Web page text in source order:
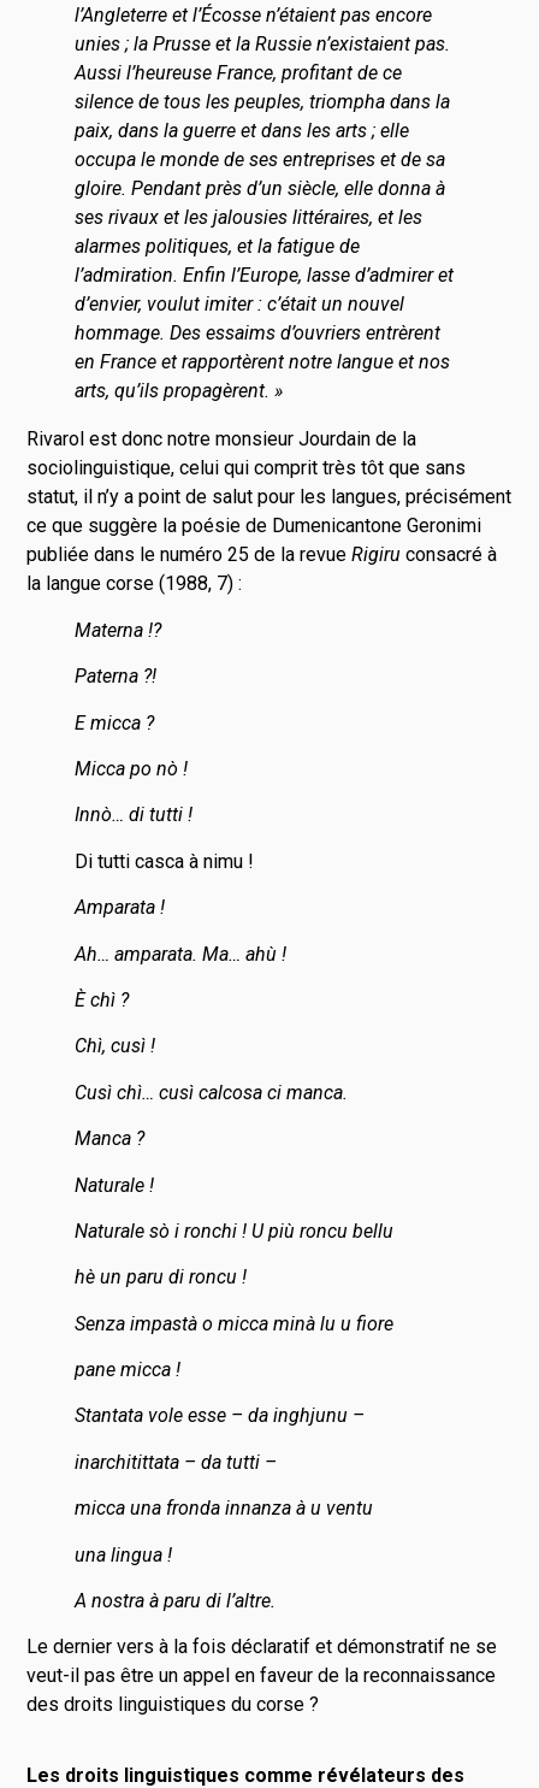
l’Angleterre et l’Écosse n’étaient pas encore
unies ; la Prusse et la Russie n’existaient pas.
Aussi l’heureuse France, profitant de ce
silence de tous les peuples, triompha dans la
paix, dans la guerre et dans les arts ; elle
occupa le monde de ses entreprises et de sa
gloire. Pendant près d’un siècle, elle donna à
ses rivaux et les jalousies littéraires, et les
alarmes politiques, et la fatigue de
l’admiration. Enfin l’Europe, lasse d’admirer et
d’envier, voulut imiter : c’était un nouvel
hommage. Des essaims d’ouvriers entrèrent
en France et rapportèrent notre langue et nos
arts, qu’ils propagèrent. »
Rivarol est donc notre monsieur Jourdain de la
sociolinguistique, celui qui comprit très tôt que sans
statut, il n’y a point de salut pour les langues, précisément
ce que suggère la poésie de Dumenicantone Geronimi
publiée dans le numéro 25 de la revueRigiru consacré à
la langue corse (1988, 7) :
Materna !?
Paterna ?!
E micca ?
Micca po nò !
Innò… di tutti !
Di tutti casca à nimu !
Amparata !
Ah… amparata. Ma… ahù !
È chì ?
Chì, cusì !
Cusì chì… cusì calcosa ci manca.
Manca ?
Naturale !
Naturale sò i ronchi ! U più roncu bellu
hè un paru di roncu !
Senza impastà o micca minà lu u fiore
pane micca !
Stantata vole esse – da inghjunu –
inarchitittata – da tutti –
micca una fronda innanza à u ventu
una lingua !
A nostra à paru di l’altre.
Le dernier vers à la fois déclaratif et démonstratif ne se
veut-il pas être un appel en faveur de la reconnaissance
des droits linguistiques du corse ?
Les droits linguistiques comme révélateurs des